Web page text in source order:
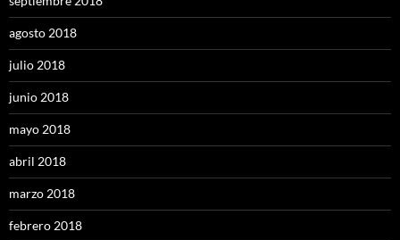
agosto 2018
julio 2018
junio 2018
mayo 2018
abril 2018
marzo 2018
febrero 2018